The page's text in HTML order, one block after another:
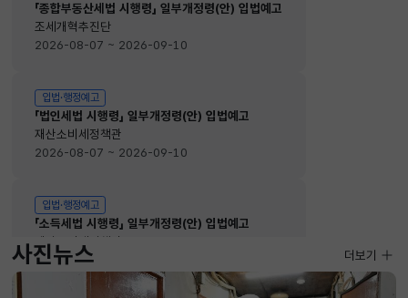
「종합부동산세법 시행령」 일부개정령(안) 입법예고
조세개혁추진단
2026-08-07 ~ 2026-09-10
입법·행정예고
「법인세법 시행령」 일부개정령(안) 입법예고
재산소비세정책관
2026-08-07 ~ 2026-09-10
입법·행정예고
「소득세법 시행령」 일부개정령(안) 입법예고
재산소비세정책관
2026-08-07 ~ 2026-09-10
사진뉴스 사진뉴스
더보기